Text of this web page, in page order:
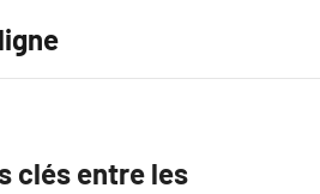
clés entre les